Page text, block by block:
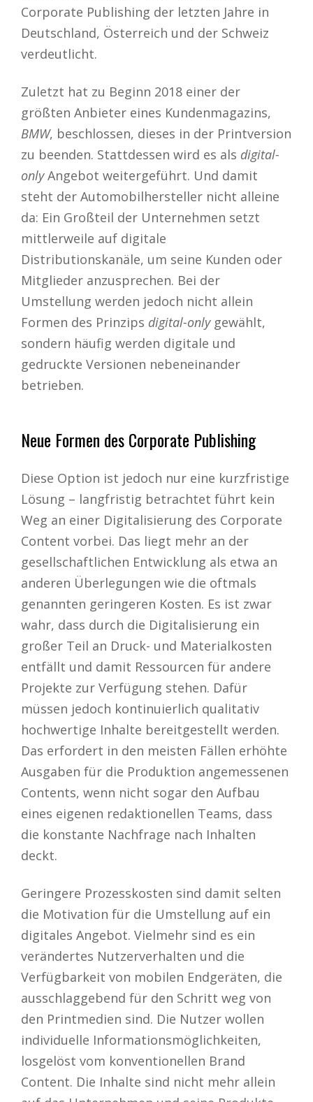
Corporate Publishing der letzten Jahre in
Deutschland, Österreich und der Schweiz
verdeutlicht.
Zuletzt hat zu Beginn 2018 einer der
größten Anbieter eines Kundenmagazins,
BMW, beschlossen, dieses in der Printversion
zu beenden. Stattdessen wird es als digital-
onlyAngebot weitergeführt. Und damit
steht der Automobilhersteller nicht alleine
da: Ein Großteil der Unternehmen setzt
mittlerweile auf digitale
Distributionskanäle, um seine Kunden oder
Mitglieder anzusprechen. Bei der
Umstellung werden jedoch nicht allein
Formen des Prinzips digital-onlygewählt,
sondern häufig werden digitale und
gedruckte Versionen nebeneinander
betrieben.
Neue Formen des Corporate Publishing
Diese Option ist jedoch nur eine kurzfristige
Lösung – langfristig betrachtet führt kein
Weg an einer Digitalisierung des Corporate
Content vorbei. Das liegt mehr an der
gesellschaftlichen Entwicklung als etwa an
anderen Überlegungen wie die oftmals
genannten geringeren Kosten. Es ist zwar
wahr, dass durch die Digitalisierung ein
großer Teil an Druck- und Materialkosten
entfällt und damit Ressourcen für andere
Projekte zur Verfügung stehen. Dafür
müssen jedoch kontinuierlich qualitativ
hochwertige Inhalte bereitgestellt werden.
Das erfordert in den meisten Fällen erhöhte
Ausgaben für die Produktion angemessenen
Contents, wenn nicht sogar den Aufbau
eines eigenen redaktionellen Teams, dass
die konstante Nachfrage nach Inhalten
deckt.
Geringere Prozesskosten sind damit selten
die Motivation für die Umstellung auf ein
digitales Angebot. Vielmehr sind es ein
verändertes Nutzerverhalten und die
Verfügbarkeit von mobilen Endgeräten, die
ausschlaggebend für den Schritt weg von
den Printmedien sind. Die Nutzer wollen
individuelle Informationsmöglichkeiten,
losgelöst vom konventionellen Brand
Content. Die Inhalte sind nicht mehr allein